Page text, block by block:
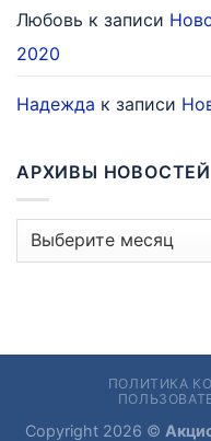
Любовь к записи
2020
Надежда к записи
АРХИВЫ НОВОСТЕЙ
Архивы
новостей
ПОЛИТИКА
Copyright 2026 ©